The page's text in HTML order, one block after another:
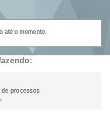
até o momento.
processos